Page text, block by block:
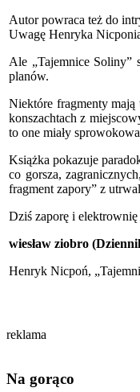
Autor powraca też do
Uwagę Henryka
Ale „Tajemnice Soliny”
planów.
Niektóre fragmenty
konszachtach z
to one miały
Książka pokazuje
co gorsza,
fragment zapory” z
Dziś zaporę i
wiesław ziobro
Henryk Nicpoń,
reklama
Na gorąco